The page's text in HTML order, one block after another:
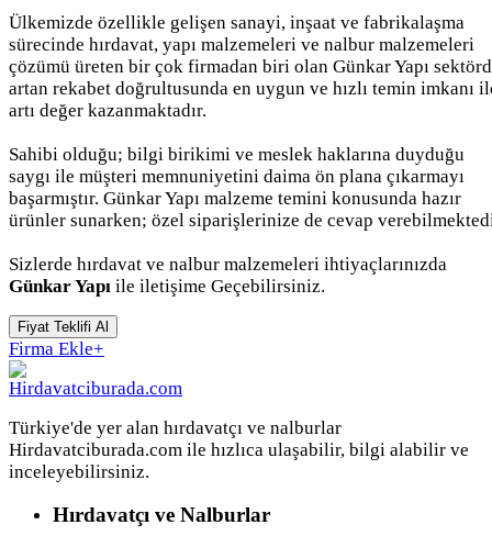
Ülkemizde özellikle gelişen sanayi, inşaat ve fabrikalaşma
sürecinde hırdavat, yapı malzemeleri ve nalbur malzemeleri
çözümü üreten bir çok firmadan biri olan Günkar Yapı
artan rekabet doğrultusunda en uygun ve hızlı temin imkanı
artı değer kazanmaktadır.
Sahibi olduğu; bilgi birikimi ve meslek haklarına duyduğu
saygı ile müşteri memnuniyetini daima ön plana çıkarmayı
başarmıştır. Günkar Yapı malzeme temini konusunda hazır
ürünler sunarken; özel siparişlerinize de cevap
Sizlerde hırdavat ve nalbur malzemeleri ihtiyaçlarınızda
Günkar Yapı ile iletişime Geçebilirsiniz.
Fiyat Teklifi Al
Firma Ekle+
Türkiye'de yer alan hırdavatçı ve nalburlar
Hirdavatciburada.com ile hızlıca ulaşabilir, bilgi alabilir ve
inceleyebilirsiniz.
Hırdavatçı ve Nalburlar